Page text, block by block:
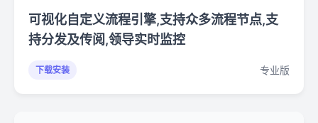
可视化自定义流程引擎,支持众多流程节点,支
持分发及传阅,领导实时监控
下载安装 专业版